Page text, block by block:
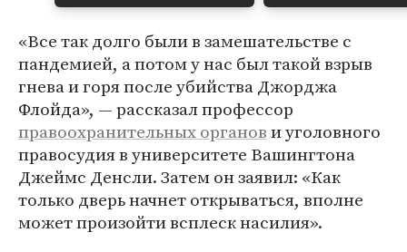
«Все так долго были в замешательстве с
пандемией, а потом у нас был такой взрыв
гнева и горя после убийства Джорджа
Флойда», — рассказал профессор
правоохранительных органови уголовного
правосудия в университете Вашингтона
Джеймс Денсли. Затем он заявил: «Как
только дверь начнет открываться, вполне
может произойти всплеск насилия».